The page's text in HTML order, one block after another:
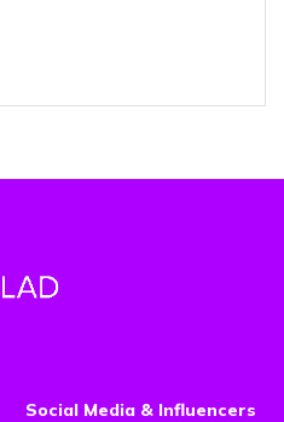
Social Media & Influencers